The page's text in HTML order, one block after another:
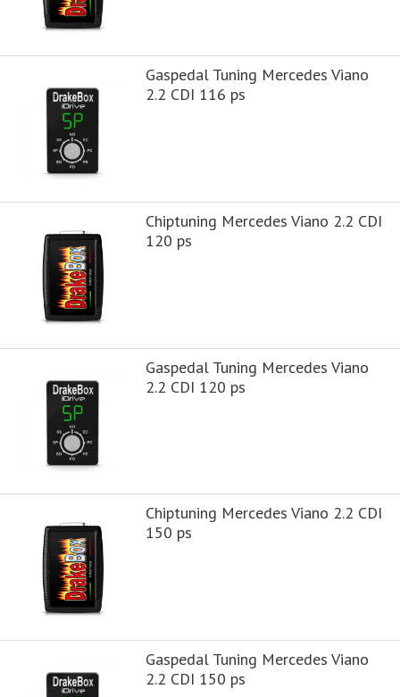
Gaspedal Tuning Mercedes Viano
2.2 CDI 116 ps
Chiptuning Mercedes Viano 2.2 CDI
120 ps
Gaspedal Tuning Mercedes Viano
2.2 CDI 120 ps
Chiptuning Mercedes Viano 2.2 CDI
150 ps
Gaspedal Tuning Mercedes Viano
2.2 CDI 150 ps